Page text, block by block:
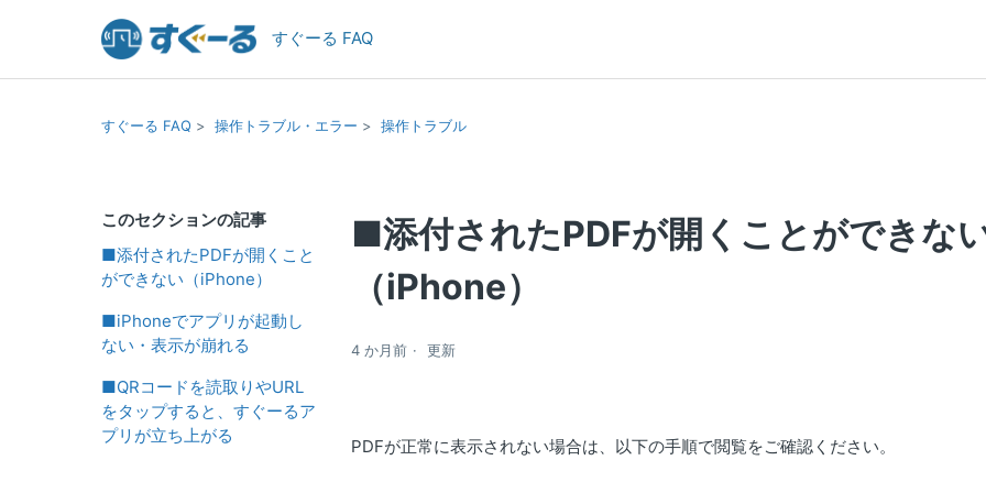
すぐーる FAQ
すぐーる FAQ 操作トラブル・エラー 操作トラブル
このセクションの記事
■添付されたPDFが開くこと
ができない（iPhone）
■iPhoneでアプリが起動し
ない・表示が崩れる
■QRコードを読取りやURL
をタップすると、すぐーるア
プリが立ち上がる
■添付されたPDFが開くことができな
（iPhone）
4 か月前 更新
PDFが正常に表示されない場合は、以下の手順で閲覧をご確認ください。